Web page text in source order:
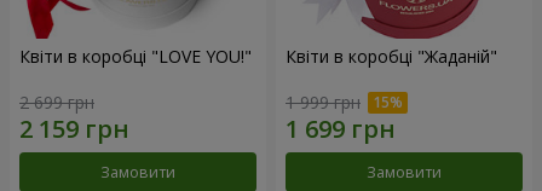
Квіти в коробці "LOVE YOU!"
2 699 грн
Замовити
Квіти в коробці "Жаданій"
1 999 грн
Замовити